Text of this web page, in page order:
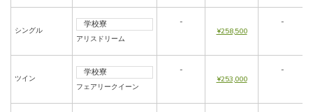
シングル
学校寮
アリスドリーム
-
¥258,500
-
ツイン
学校寮
フェアリークイーン
-
¥253,000
-